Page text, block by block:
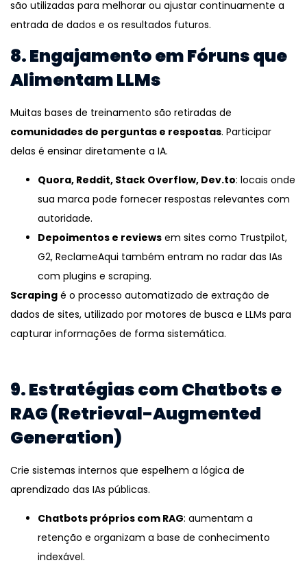
são utilizadas para melhorar ou ajustar continuamente a
entrada de dados e os resultados futuros.
8. Engajamento em Fóruns que
Alimentam LLMs
Muitas bases de treinamento são retiradas de
comunidades de perguntas e respostas. Participar
delas é ensinar diretamente a IA.
Quora, Reddit, Stack Overflow, Dev.to: locais onde
sua marca pode fornecer respostas relevantes com
autoridade.
Depoimentos e reviews em sites como Trustpilot,
G2, ReclameAqui também entram no radar das IAs
com plugins e scraping.
Scraping é o processo automatizado de extração de
dados de sites, utilizado por motores de busca e LLMs para
capturar informações de forma sistemática.
9. Estratégias com Chatbots e
RAG (Retrieval-Augmented
Generation)
Crie sistemas internos que espelhem a lógica de
aprendizado das IAs públicas.
Chatbots próprios com RAG: aumentam a
retenção e organizam a base de conhecimento
indexável.